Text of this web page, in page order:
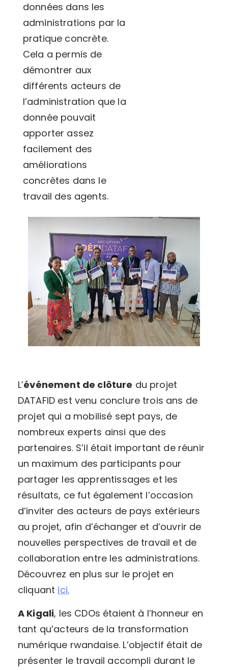
données dans les
administrations par la
pratique concrète.
Cela a permis de
démontrer aux
différents acteurs de
l’administration que la
donnée pouvait
apporter assez
facilement des
améliorations
concrètes dans le
travail des agents.
L’événement de clôture du projet
DATAFID est venu conclure trois ans de
projet qui a mobilisé sept pays, de
nombreux experts ainsi que des
partenaires. S’il était important de réunir
un maximum des participants pour
partager les apprentissages et les
résultats, ce fut également l’occasion
d’inviter des acteurs de pays extérieurs
au projet, afin d’échanger et d’ouvrir de
nouvelles perspectives de travail et de
collaboration entre les administrations.
Découvrez en plus sur le projet en
cliquant ici.
A Kigali, les CDOs étaient à l’honneur en
tant qu’acteurs de la transformation
numérique rwandaise. L’objectif était de
présenter le travail accompli durant le